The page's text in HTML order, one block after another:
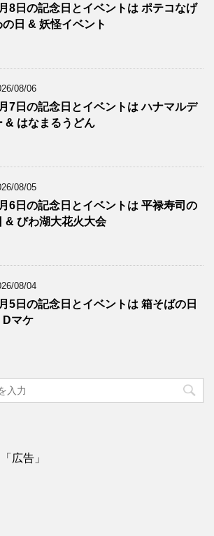
8日の記念日とイベントは ポテコなげ
の日 & 妖怪イベント
08/06
7日の記念日とイベントは ハナマルデ
& はなまるうどん
08/05
6日の記念日とイベントは 平禄寿司の
& びわ湖大花火大会
08/04
5日の記念日とイベントは 箱そばの日
Dマケ
広告」